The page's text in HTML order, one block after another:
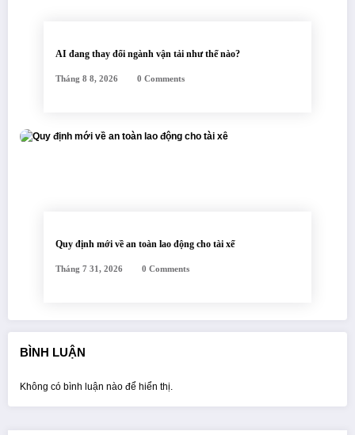
AI đang thay đổi ngành vận tải như thế nào?
Tháng 8 8, 2026 0 Comments
Quy định mới về an toàn lao động cho tài xế
Tháng 7 31, 2026 0 Comments
BÌNH LUẬN
Không có bình luận nào để hiển thị.